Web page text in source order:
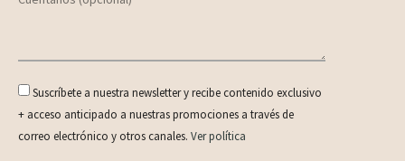
Suscríbete a nuestra newsletter y recibe contenido exclusivo
+ acceso anticipado a nuestras promociones a través de
correo electrónico y otros canales. Ver política